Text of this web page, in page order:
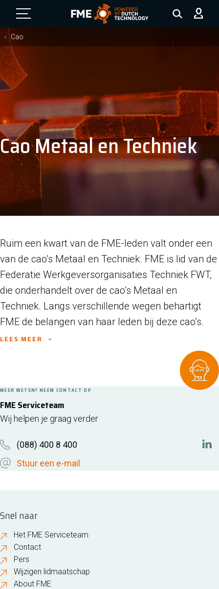
FME Logo, to the homepage
Cao
Cao Metaal en Techniek
Ruim een kwart van de FME-leden valt onder een
van de cao’s Metaal en Techniek. FME is lid van de
Federatie Werkgeversorganisaties Techniek FWT,
die onderhandelt over de cao’s Metaal en
Techniek. Langs verschillende wegen behartigt
FME de belangen van haar leden bij deze cao’s.
LEES MEER
Alle informatie rondom de cao Metaal en Techniek vind je
inMijn FME| exclusief voor leden
FME cao Metaal en Techniek Updates
Ben je lid van FME, valt jouw bedrijf onder de cao Metaal
en Techniek, en wil je op hoogte blijven van de
MEER WETEN? NEEM CONTACT OP
FME Serviceteam
Wij helpen je graag verder
(088) 400 8 400
Stuur een e-mail
Snel naar
Het FME Serviceteam
Contact
Pers
Wijzigen lidmaatschap
About FME